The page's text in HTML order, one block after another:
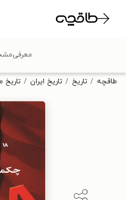
تخفیف از
طاقچه تاریخ تاریخ ایران تاریخ
معرفی